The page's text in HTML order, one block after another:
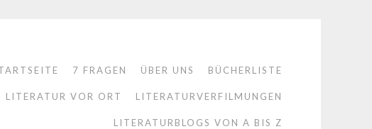
7 FRAGEN ÜBER UNS BÜCHERLISTE
LITERATUR VOR ORT LITERATURVERFILMUNGEN
LITERATURBLOGS VON A BIS Z